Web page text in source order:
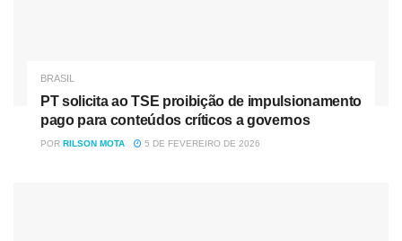
BRASIL
PT solicita ao TSE proibição de impulsionamento
pago para conteúdos críticos a governos
POR RILSON MOTA 5 DE FEVEREIRO DE 2026